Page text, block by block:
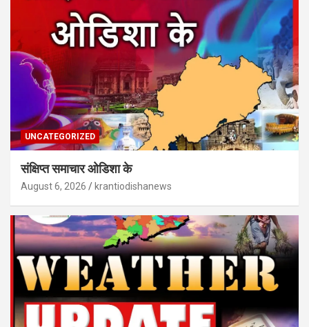
UNCATEGORIZED
संक्षिप्त समाचार ओडिशा के
August 6, 2026 krantiodishanews